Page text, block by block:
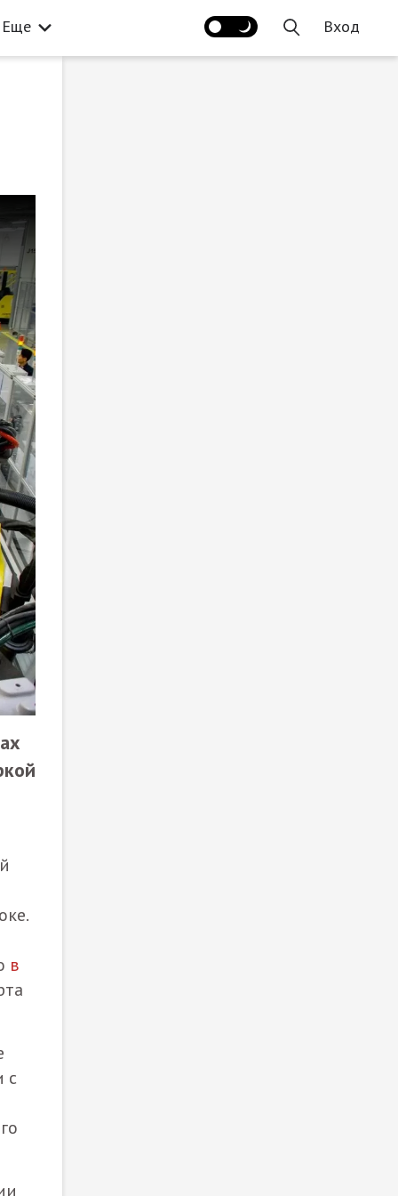
Еще Вход
в
с